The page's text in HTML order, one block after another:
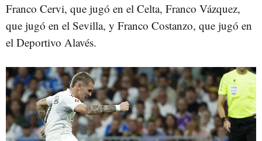
Franco Cervi, que jugó en el Celta, Franco Vázquez,
que jugó en el Sevilla, y Franco Costanzo, que jugó en
el Deportivo Alavés.